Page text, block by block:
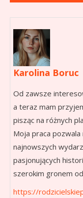
Karolina Boruc
Od zawsze
a teraz mam
pisząc na różnych
Moja praca pozwala
najnowszych
pasjonujących
szerokim gronem
https://